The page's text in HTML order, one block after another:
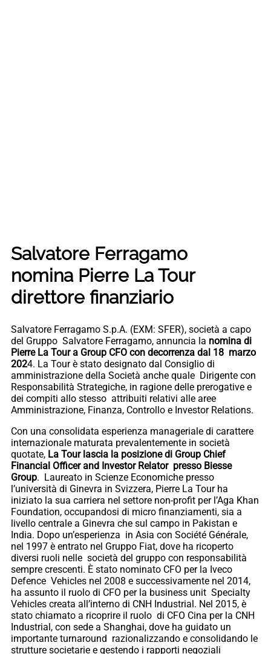
Salvatore Ferragamo
nomina Pierre La Tour
direttore finanziario
Salvatore Ferragamo S.p.A. (EXM: SFER), società a capo
del Gruppo Salvatore Ferragamo, annuncia la nomina di
Pierre La Tour a Group CFO con decorrenza dal 18 marzo
2024. La Tour è stato designato dal Consiglio di
amministrazione della Società anche quale Dirigente con
Responsabilità Strategiche, in ragione delle prerogative e
dei compiti allo stesso attribuiti relativi alle aree
Amministrazione, Finanza, Controllo e Investor Relations.
Con una consolidata esperienza manageriale di carattere
internazionale maturata prevalentemente in società
quotate, La Tour lascia la posizione di Group Chief
Financial Officer and Investor Relator presso Biesse
Group. Laureato in Scienze Economiche presso
l’università di Ginevra in Svizzera, Pierre La Tour ha
iniziato la sua carriera nel settore non-profit per l’Aga Khan
Foundation, occupandosi di micro finanziamenti, sia a
livello centrale a Ginevra che sul campo in Pakistan e
India. Dopo un’esperienza in Asia con Société Générale,
nel 1997 è entrato nel Gruppo Fiat, dove ha ricoperto
diversi ruoli nelle società del gruppo con responsabilità
sempre crescenti. È stato nominato CFO per la Iveco
Defence Vehicles nel 2008 e successivamente nel 2014,
ha assunto il ruolo di CFO per la business unit Specialty
Vehicles creata all’interno di CNH Industrial. Nel 2015, è
stato chiamato a ricoprire il ruolo di CFO Cina per la CNH
Industrial, con sede a Shanghai, dove ha guidato un
importante turnaround razionalizzando e consolidando le
strutture societarie e gestendo i rapporti negoziali